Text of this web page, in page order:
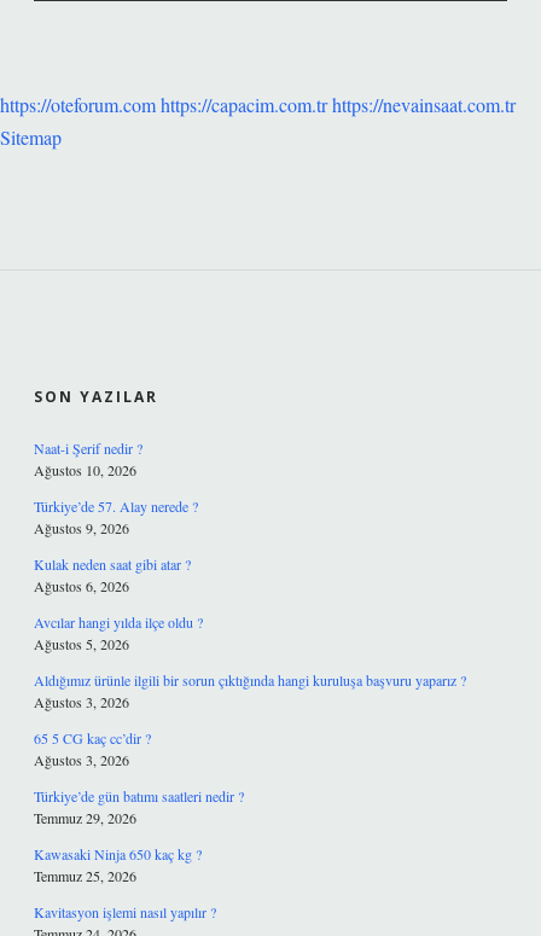
https://oteforum.comhttps://capacim.com.trhttps://nevainsaat.com.tr
Sitemap
SON YAZILAR
Naat-i Şerif nedir ?
Ağustos 10, 2026
Türkiye’de 57. Alay nerede ?
Ağustos 9, 2026
Kulak neden saat gibi atar ?
Ağustos 6, 2026
Avcılar hangi yılda ilçe oldu ?
Ağustos 5, 2026
Aldığımız ürünle ilgili bir sorun çıktığında hangi kuruluşa başvuru yaparız ?
Ağustos 3, 2026
65 5 CG kaç cc’dir ?
Ağustos 3, 2026
Türkiye’de gün batımı saatleri nedir ?
Temmuz 29, 2026
Kawasaki Ninja 650 kaç kg ?
Temmuz 25, 2026
Kavitasyon işlemi nasıl yapılır ?